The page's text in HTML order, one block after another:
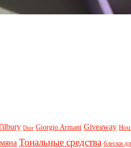
Dior Giorgio Armani Giveaway
Тональные средства блески